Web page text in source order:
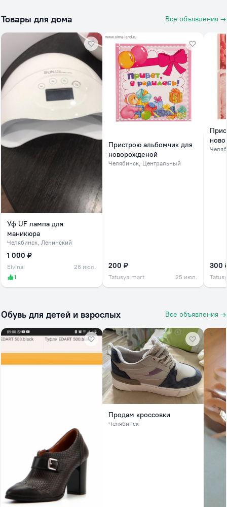
Товары для дома Все объявления →
Уф UF лампа для
маникюра
Челябинск , Ленинский
1 000 ₽
ElvinaI
26 июл.
1
Пристрою альбомчик для
новорожденой
Челябинск, Центральный
200 ₽
Tatusya.mart 25 июл.
300
Обувь для детей и взрослых Все объявления →
Продам кроссовки
Челябинск